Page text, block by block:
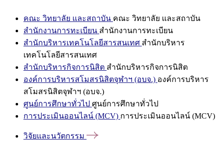
คณะ วิทยาลัย และสถาบัน คณะ วิทยาลัย และสถาบัน
สำนักงานการทะเบียน สำนักงานการทะเบียน
สำนักบริหารเทคโนโลยีสารสนเทศ สำนักบริหาร
เทคโนโลยีสารสนเทศ
สำนักบริหารกิจการนิสิต สำนักบริหารกิจการนิสิต
องค์การบริหารสโมสรนิสิตจุฬาฯ (อบจ.) องค์การบริหาร
สโมสรนิสิตจุฬาฯ (อบจ.)
ศูนย์การศึกษาทั่วไป ศูนย์การศึกษาทั่วไป
การประเมินออนไลน์ (MCV) การประเมินออนไลน์ (MCV)
วิจัยและนวัตกรรม